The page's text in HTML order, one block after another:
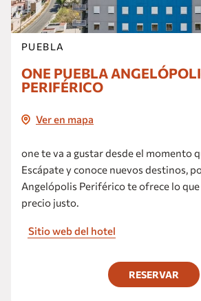
PUEBLA
ONE PUEBLA
PERIFÉRICO
Ver en mapa
one te va a gustar desde el momento
Escápate y conoce nuevos destinos,
Angelópolis Periférico te ofrece lo que
precio justo.
Sitio web del hotel
RESERVAR